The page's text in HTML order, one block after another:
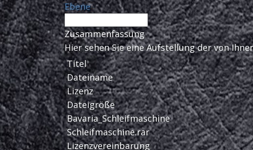
Ebene
Zusammenfassung
Hier sehen Sie eine Aufstellung der von
Titel
Dateiname
Lizenz
Dateigröße
Bavaria_Schleifmaschine
Schleifmaschine.rar
Lizenzvereinbarung